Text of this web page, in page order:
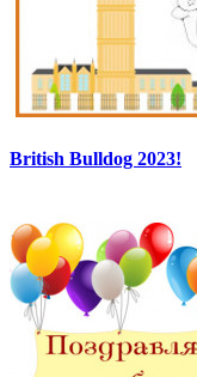
British Bulldog 2023!